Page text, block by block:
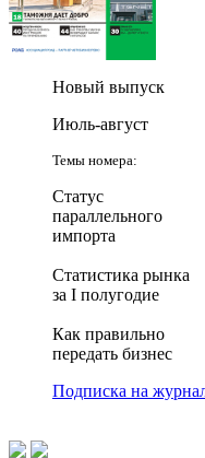
Новый выпуск
Июль-август
Темы номера:
Статус
параллельного
импорта
Статистика рынка
за I полугодие
Как правильно
передать бизнес
Подписка на